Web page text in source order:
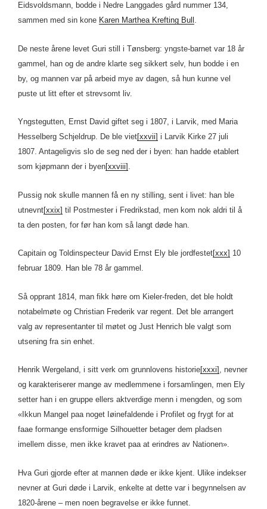
Eidsvoldsmann, bodde i Nedre Langgades gård nummer 134,
sammen med sin kone Karen Marthea Krefting Bull .
De neste årene levet Guri still i Tønsberg: yngste-barnet var 18 år
gammel, han og de andre klarte seg sikkert selv, hun bodde i en
by, og mannen var på arbeid mye av dagen, så hun kunne vel
puste ut litt efter et strevsomt liv.
Yngstegutten, Ernst David giftet seg i 1807, i Larvik, med Maria
Hesselberg Schjeldrup. De ble viet[xxvii] i Larvik Kirke 27 juli
1807. Antageligvis slo de seg ned der i byen: han hadde etablert
som kjøpmann der i byen[xxviii] .
Pussig nok skulle mannen få en ny stilling, sent i livet: han ble
utnevnt[xxix] til Postmester i Fredrikstad, men kom nok aldri til å
ta den posten, for før han kom så langt døde han.
Capitain og Toldinspecteur David Ernst Ely ble jordfestet[xxx] 10
februar 1809. Han ble 78 år gammel.
Så opprant 1814, man fikk høre om Kieler-freden, det ble holdt
notabelmøte og Christian Frederik var regent. Det ble arrangert
valg av representanter til møtet og Just Henrich ble valgt som
utsening fra sin enhet.
Henrik Wergeland, i sitt verk om grunnlovens historie[xxxi] , nevner
og karakteriserer mange av medlemmene i forsamlingen, men Ely
setter han i en gruppe ellers aktverdige menn i mengden, og som
«Ikkun Mangel paa noget Iøinefaldende i Profilet og frygt for at
faae formange ensformige Silhouetter betager dem pladsen
imellem disse, men ikke kravet paa at erindres av Nationen».
Hva Guri gjorde efter at mannen døde er ikke kjent. Ulike indekser
nevner at Guri døde i Larvik, enkelte at dette var i begynnelsen av
1820-årene – men noen begravelse er ikke funnet.